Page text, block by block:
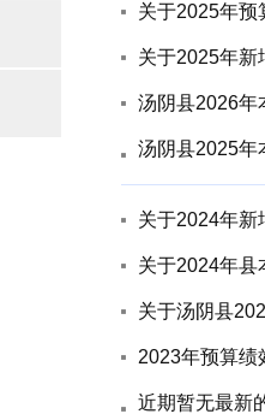
关于2025年预
关于2025年新
汤阴县2026年
汤阴县2025年
关于2024年新
关于2024年县
关于汤阴县
2023年预算绩
近期暂无最新